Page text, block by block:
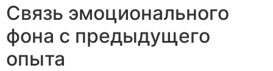
Связь эмоционального
фона с предыдущего
опыта